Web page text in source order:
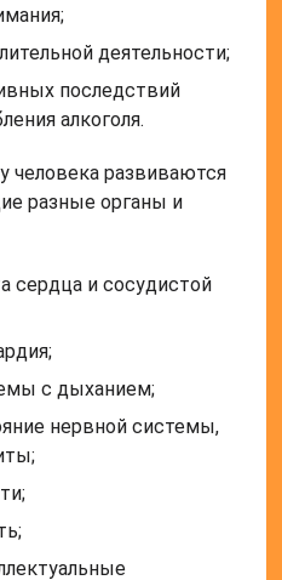
деятельности;
последствий
алкоголя.
человека развиваются
разные органы и
сердца и сосудистой
с дыханием;
нервной системы,